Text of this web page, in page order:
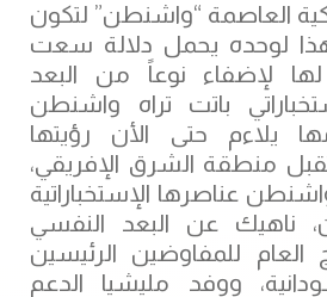
العاصمة “واشنطن” لتكون
لوحده يحمل دلالة سعت
لها لإضفاء نوعاً من البعد
باتت تراه واشنطن
يلاءم حتى الأن رؤيتها
منطقة الشرق الإفريقي،
عناصرها الإستخباراتية
ناهيك عن البعد النفسي
العام للمفاوضين الرئيسين
ووفد مليشيا الدعم